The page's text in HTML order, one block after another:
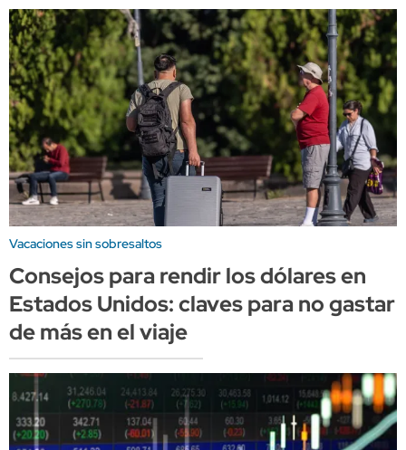
Vacaciones sin sobresaltos
Consejos para rendir los dólares en
Estados Unidos: claves para no gastar
de más en el viaje